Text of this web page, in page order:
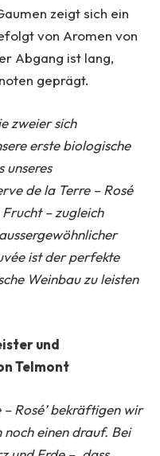
zeigt sich ein
von Aromen von
Abgang ist lang,
geprägt.
zweier sich
erste biologische
unseres
de la Terre – Rosé
– zugleich
ist der perfekte
Weinbau zu leisten
und
Telmont
– Rosé’ bekräftigen wir
noch einen drauf. Bei